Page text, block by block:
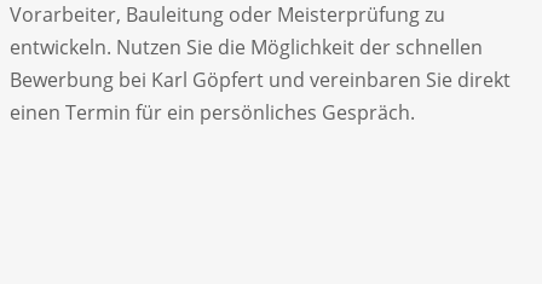
Vorarbeiter, Bauleitung oder Meisterprüfung zu
entwickeln. Nutzen Sie die Möglichkeit der schnellen
Bewerbung bei Karl Göpfert und vereinbaren Sie direkt
einen Termin für ein persönliches Gespräch.